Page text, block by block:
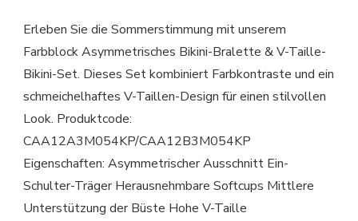
Erleben Sie die Sommerstimmung mit unserem
Farbblock Asymmetrisches Bikini-Bralette & V-Taille-
Bikini-Set. Dieses Set kombiniert Farbkontraste und ein
schmeichelhaftes V-Taillen-Design für einen stilvollen
Look. Produktcode:
CAA12A3M054KP/CAA12B3M054KP
Eigenschaften: Asymmetrischer Ausschnitt Ein-
Schulter-Träger Herausnehmbare Softcups Mittlere
Unterstützung der Büste Hohe V-Taille